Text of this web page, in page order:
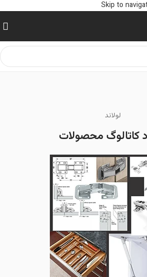
Skip to
لولاند
کاتالوگ محصولات